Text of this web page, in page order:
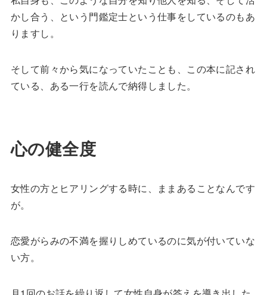
かし合う、という門鑑定士という仕事をしているのもあ
りますし。
そして前々から気になっていたことも、この本に記され
ている、ある一行を読んで納得しました。
心の健全度
女性の方とヒアリングする時に、ままあることなんです
が。
恋愛がらみの不満を握りしめているのに気が付いていな
い方。